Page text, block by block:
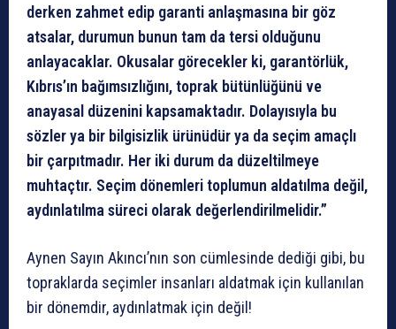
derken zahmet edip garanti anlaşmasına bir göz
atsalar, durumun bunun tam da tersi olduğunu
anlayacaklar. Okusalar görecekler ki, garantörlük,
Kıbrıs’ın bağımsızlığını, toprak bütünlüğünü ve
anayasal düzenini kapsamaktadır. Dolayısıyla bu
sözler ya bir bilgisizlik ürünüdür ya da seçim amaçlı
bir çarpıtmadır. Her iki durum da düzeltilmeye
muhtaçtır. Seçim dönemleri toplumun aldatılma değil,
aydınlatılma süreci olarak değerlendirilmelidir.”
Aynen Sayın Akıncı’nın son cümlesinde dediği gibi, bu
topraklarda seçimler insanları aldatmak için kullanılan
bir dönemdir, aydınlatmak için değil!